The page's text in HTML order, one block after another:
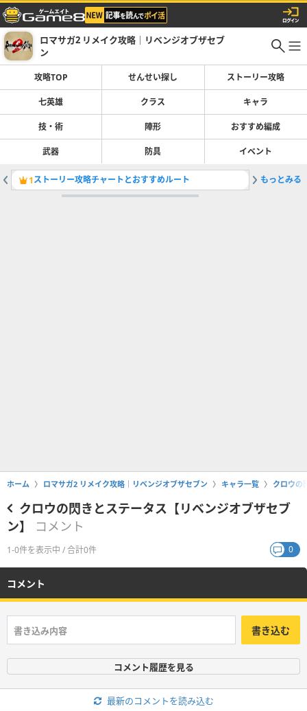
ロマサガ2 リメイク攻略｜リベンジオブザセブ
ン
攻略TOP せんせい探し ストーリー攻略
七英雄 クラス キャラ
技・術 陣形 おすすめ編成
武器 防具 イベント
1ストーリー攻略チャートとおすすめルート 2サバン
もっとみる
ホーム ロマサガ2 リメイク攻略｜リベンジオブザセブン キャラ一覧 クロウの
クロウの閃きとステータス【リベンジオブザセブ
ン】
コメント
1-0件を表示中 / 合計0件 0
コメント
書き込む
コメント履歴を見る
最新のコメントを読み込む